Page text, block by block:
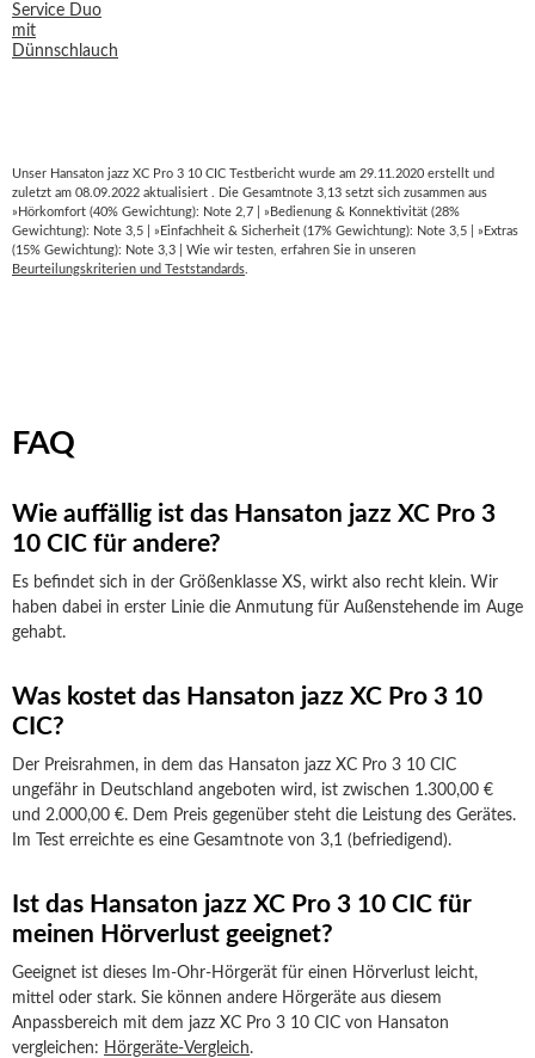
Unser Hansaton jazz XC Pro 3 10 CIC Testbericht wurde am 29.11.2020 erstellt und
zuletzt am 08.09.2022 aktualisiert . Die Gesamtnote 3,13 setzt sich zusammen aus
»Hörkomfort (40% Gewichtung): Note 2,7 | »Bedienung & Konnektivität (28%
Gewichtung): Note 3,5 | »Einfachheit & Sicherheit (17% Gewichtung): Note 3,5 | »Extras
(15% Gewichtung): Note 3,3 | Wie wir testen, erfahren Sie in unseren
Beurteilungskriterien und Teststandards
FAQ
Wie auffällig ist das Hansaton jazz XC Pro 3
10 CIC für andere?
Es befindet sich in der Größenklasse XS, wirkt also recht klein. Wir
haben dabei in erster Linie die Anmutung für Außenstehende im Auge
gehabt.
Was kostet das Hansaton jazz XC Pro 3 10
CIC?
Der Preisrahmen, in dem das Hansaton jazz XC Pro 3 10 CIC
ungefähr in Deutschland angeboten wird, ist zwischen 1.300,00 €
und 2.000,00 €. Dem Preis gegenüber steht die Leistung des Gerätes.
Im Test erreichte es eine Gesamtnote von 3,1 (befriedigend).
Ist das Hansaton jazz XC Pro 3 10 CIC für
meinen Hörverlust geeignet?
Geeignet ist dieses Im-Ohr-Hörgerät für einen Hörverlust leicht,
mittel oder stark. Sie können andere Hörgeräte aus diesem
Anpassbereich mit dem jazz XC Pro 3 10 CIC von Hansaton
vergleichen: Hörgeräte-Vergleich.